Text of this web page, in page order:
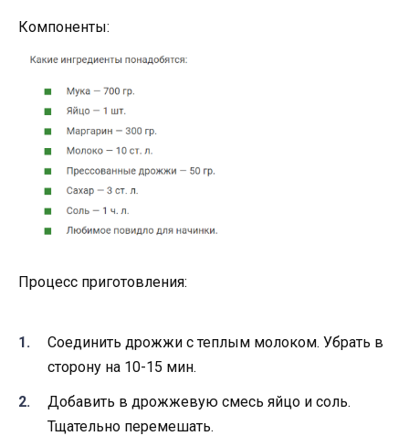
Компоненты:
Процесс приготовления:
Соединить дрожжи с теплым молоком. Убрать в
сторону на 10-15 мин.
Добавить в дрожжевую смесь яйцо и соль.
Тщательно перемешать.